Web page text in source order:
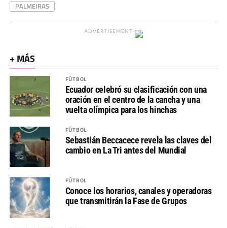
PALMEIRAS
ADVERTISEMENT
+ MÁS
FÚTBOL
Ecuador celebró su clasificación con una
oración en el centro de la cancha y una
vuelta olímpica para los hinchas
FÚTBOL
Sebastián Beccacece revela las claves del
cambio en La Tri antes del Mundial
FÚTBOL
Conoce los horarios, canales y operadoras
que transmitirán la Fase de Grupos